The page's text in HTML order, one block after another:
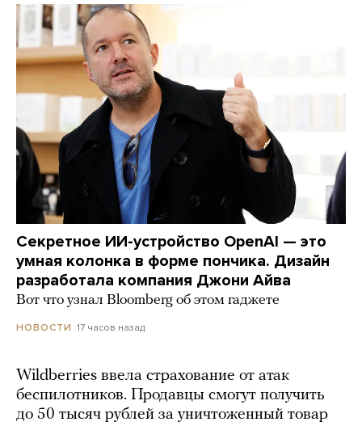
Секретное ИИ-устройство OpenAI — это
умная колонка в форме пончика. Дизайн
разработала компания Джони Айва
Вот что узнал Bloomberg об этом гаджете
НОВОСТИ 17 часов назад
Wildberries ввела страхование от атак
беспилотников. Продавцы смогут получить
до 50 тысяч рублей за уничтоженный товар